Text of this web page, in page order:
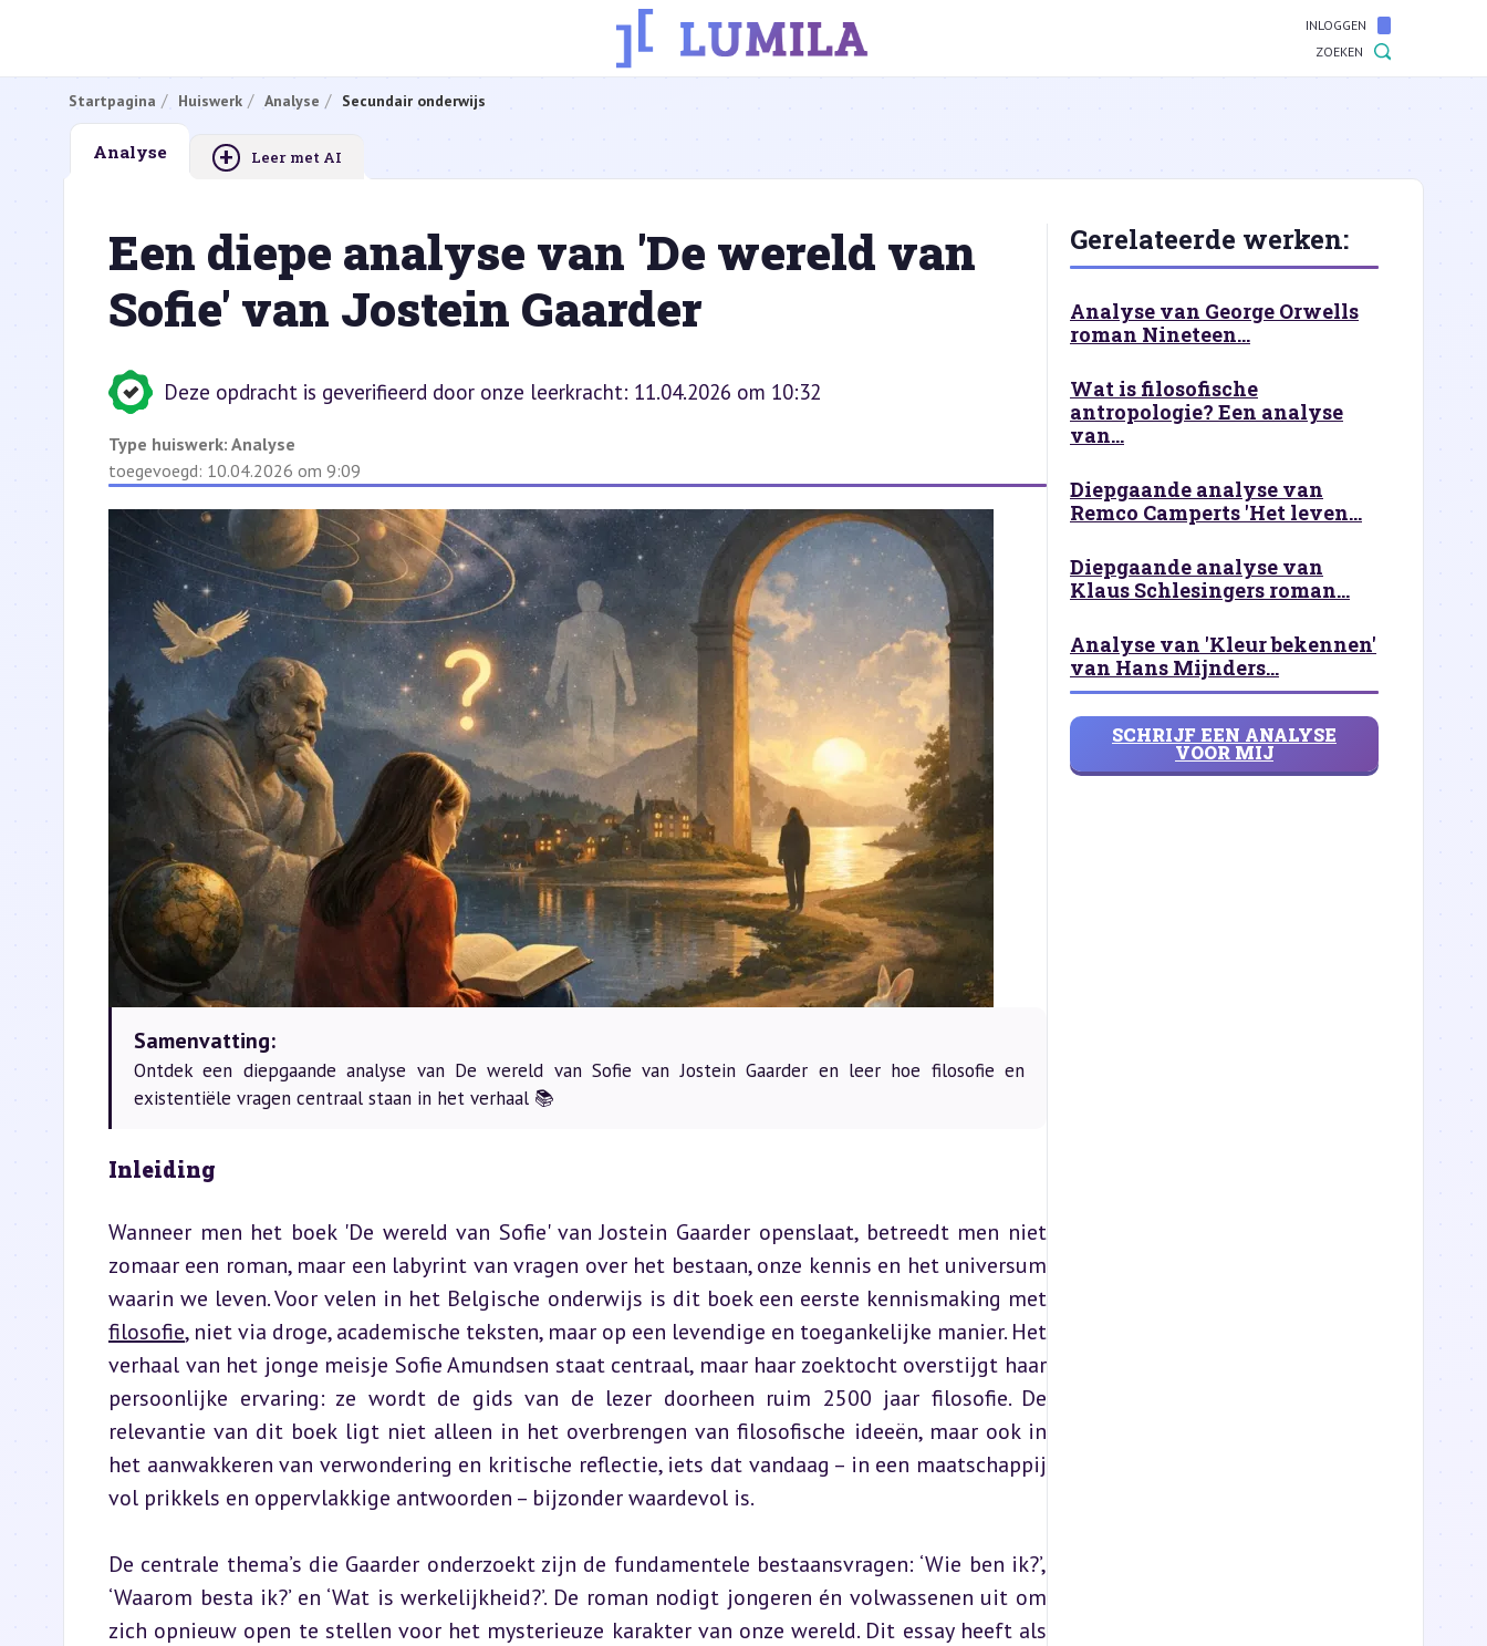
INLOGGEN
ZOEKEN
Startpagina Huiswerk Analyse Secundair onderwijs
Analyse + Leer met AI
Een diepe analyse van 'De wereld van
Sofie' van Jostein Gaarder
Deze opdracht is geverifieerd door onze leerkracht: 11.04.2026 om 10:32
Type huiswerk: Analyse
toegevoegd: 10.04.2026 om 9:09
Samenvatting:
Ontdek een diepgaande analyse van De wereld van Sofie van Jostein Gaarder en leer hoe filosofie en
existentiële vragen centraal staan in het verhaal 📚
Inleiding
Wanneer men het boek 'De wereld van Sofie' van Jostein Gaarder openslaat, betreedt men niet
zomaar een roman, maar een labyrint van vragen over het bestaan, onze kennis en het universum
filosofie, niet via droge, academische teksten, maar op een levendige en toegankelijke manier. Het
verhaal van het jonge meisje Sofie Amundsen staat centraal, maar haar zoektocht overstijgt haar
persoonlijke ervaring: ze wordt de gids van de lezer doorheen ruim 2500 jaar filosofie. De
relevantie van dit boek ligt niet alleen in het overbrengen van filosofische ideeën, maar ook in
het aanwakkeren van verwondering en kritische reflectie, iets dat vandaag – in een maatschappij
vol prikkels en oppervlakkige antwoorden – bijzonder waardevol is.
De centrale thema’s die Gaarder onderzoekt zijn de fundamentele bestaansvragen: ‘Wie ben ik?’,
‘Waarom besta ik?’ en ‘Wat is werkelijkheid?’. De roman nodigt jongeren én volwassenen uit om
zich opnieuw open te stellen voor het mysterieuze karakter van onze wereld. Dit essay heeft als
Gerelateerde werken:
Analyse van George Orwells
roman Nineteen...
Wat is filosofische
antropologie? Een analyse
van...
Diepgaande analyse van
Remco Camperts 'Het leven...
Diepgaande analyse van
Klaus Schlesingers roman...
Analyse van 'Kleur bekennen'
van Hans Mijnders...
SCHRIJF EEN ANALYSE
VOOR MIJ